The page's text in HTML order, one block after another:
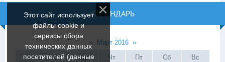
КАЛЕНДАРЬ
« Март 2016 »
Пн
Вт Ср Чт Пт Сб Вс
Этот сайт использует
файлы cookie и
сервисы сбора
технических данных
посетителей (данные